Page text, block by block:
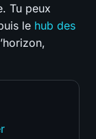
Tu peux
le hub des